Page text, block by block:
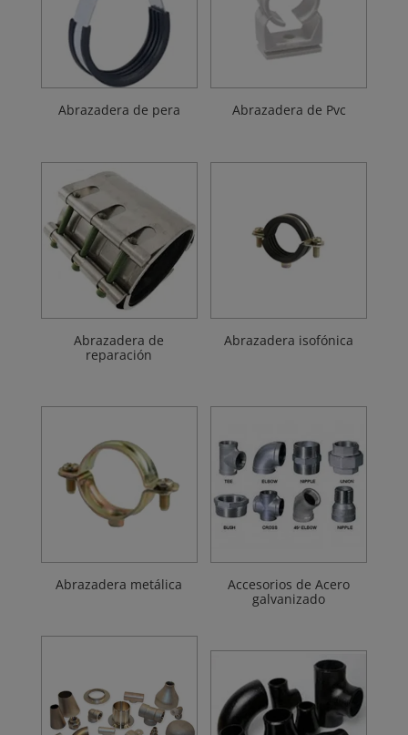
Abrazadera de pera Abrazadera de Pvc
Abrazadera de
reparación
Abrazadera isofónica
Abrazadera metálica
Accesorios de Acero
galvanizado